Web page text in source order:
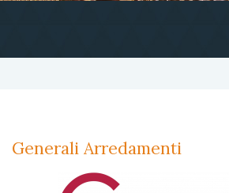
Generali Arredamenti